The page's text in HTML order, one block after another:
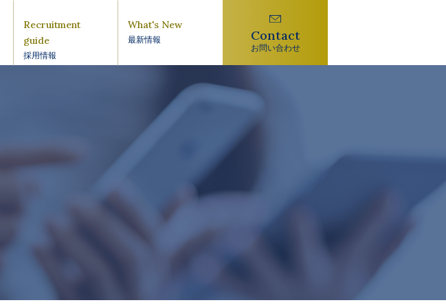
Recruitment
guide
採用情報
What's New
最新情報 Contact
お問い合わせ